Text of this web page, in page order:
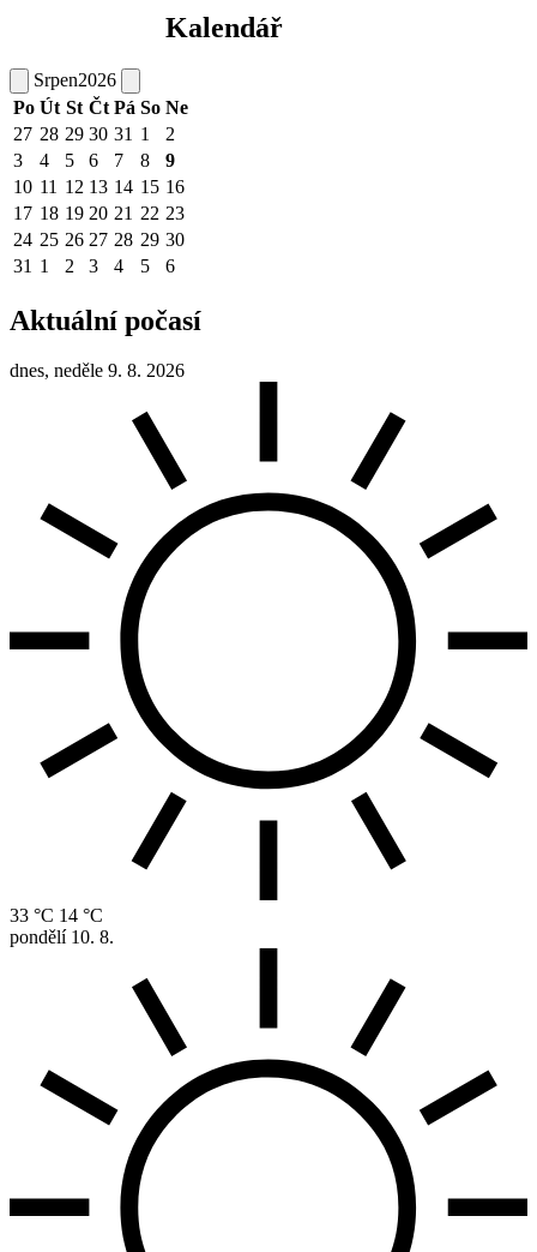
Kalendář
Srpen2026
Po Út St Čt Pá So Ne
27 28 29 30 31 1
2
3
4 5 6 7 8
9
10 11 12 13 14 15 16
17 18 19 20 21 22 23
24 25 26 27 28 29 30
31 1 2 3 4 5 6
Aktuální počasí
dnes, neděle 9. 8. 2026
33 °C 14 °C
pondělí 10. 8.